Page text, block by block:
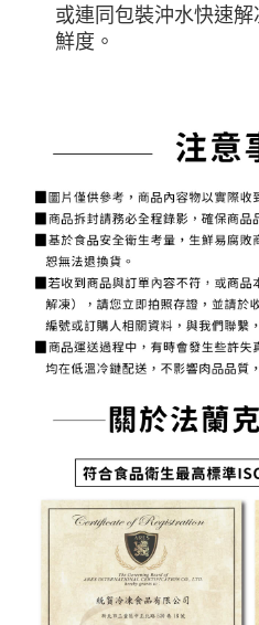
或連同包裝沖水快速
鮮度。